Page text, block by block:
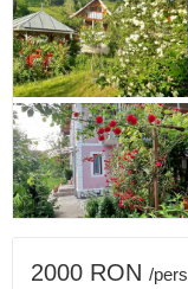
2000 RON /pers